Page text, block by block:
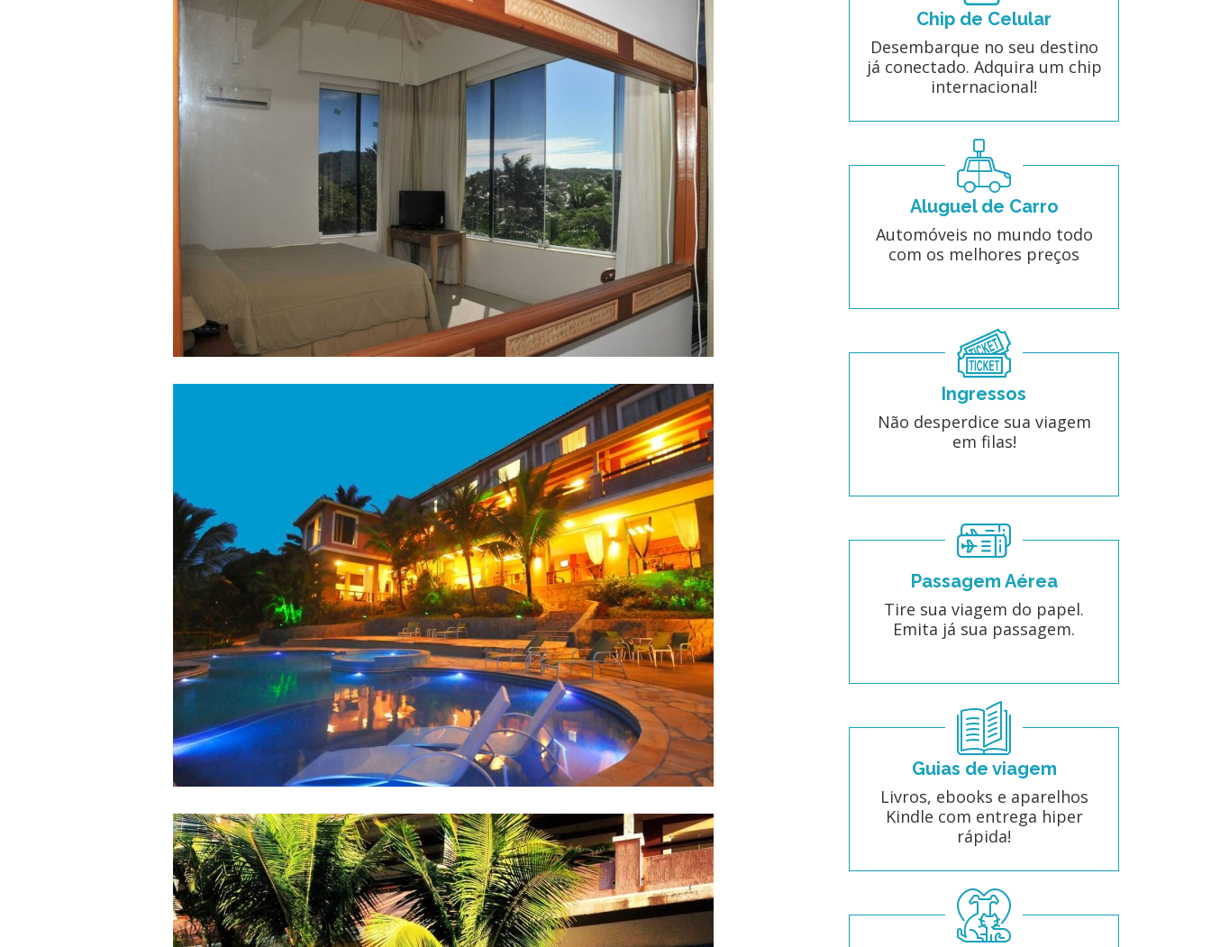
Chip de Celular
Desembarque no seu destino
já conectado. Adquira um chip
internacional!
Aluguel de Carro
Automóveis no mundo todo
com os melhores preços
Ingressos
Não desperdice sua viagem
em filas!
Passagem Aérea
Tire sua viagem do papel.
Emita já sua passagem.
Guias de viagem
Livros, ebooks e aparelhos
Kindle com entrega hiper
rápida!